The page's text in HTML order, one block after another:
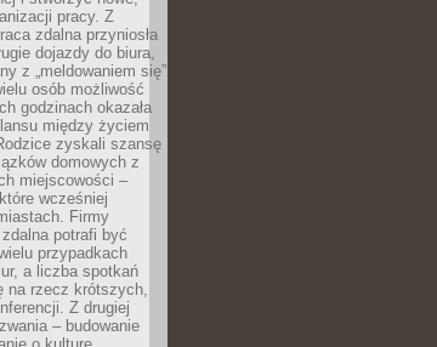
pracy. Z
zdalna przyniosła
dojazdy do biura,
z „meldowaniem się”
osób możliwość
godzinach okazała
między życiem
zyskali szansę
domowych z
miejscowości –
wcześniej
Firmy
potrafi być
przypadkach
a liczba spotkań
na rzecz krótszych,
Z drugiej
– budowanie